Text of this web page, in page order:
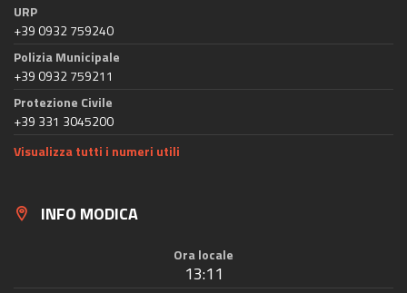
URP
+39 0932 759240
Polizia Municipale
+39 0932 759211
Protezione Civile
+39 331 3045200
Visualizza tutti i numeri utili
INFO MODICA
Ora locale
13:11